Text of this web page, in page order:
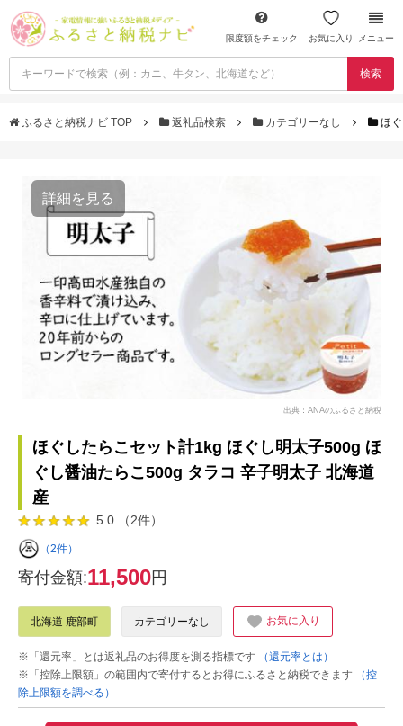
限度額をチェック お気に入り メニュー
検索
ふるさと納税ナビ TOP 返礼品検索 カテゴリーなし ほ
詳細を見る
出典：ANAのふるさと納税
ほぐしたらこセット計1kg ほぐし明太子500g ほ
ぐし醤油たらこ500g タラコ 辛子明太子 北海道
産
5.0 （2件）
（2件）
寄付金額:11,500円
北海道 鹿部町 カテゴリーなし お気に入り
※「還元率」とは返礼品のお得度を測る指標です
（還元率とは）
※「控除上限額」の範囲内で寄付するとお得にふるさと納税できます
（控
除上限額を調べる）